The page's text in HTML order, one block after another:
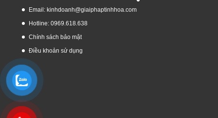
Email: kinhdoanh@giaiphaptinhhoa.com
Hotline: 0969.618.638
Chính sách bảo mật
Điều khoản sử dụng